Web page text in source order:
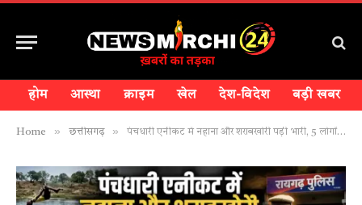
होम आस्था क्राइम खेल देश-विदेश बड़ी खबर
Home » छत्तीसगढ़ » पंचधारी एनीकट में नहाना और शराबखोरी पड़ी भारी, 5 लोगों को पुलिस ने भेजा जेलहाई रिस्क जोन में नियम तोड़ने वालों पर रायगढ़ पुलिस की सख्त कार्रवाई!!